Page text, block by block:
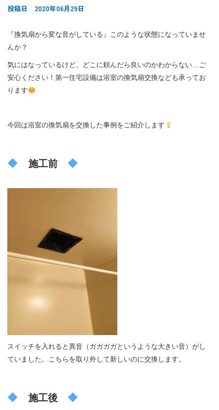
投稿日 2020年06月29日
『換気扇から変な音がしている』このような状態になっていませ
んか？
気にはなっているけど、どこに頼んだら良いのかわからない…ご
安心ください！第一住宅設備は浴室の換気扇交換なども承ってお
ります
今回は浴室の換気扇を交換した事例をご紹介します
施工前
スイッチを入れると異音（ガガガガというような大きい音）がし
ていました。こちらを取り外して新しいのに交換します。
施工後